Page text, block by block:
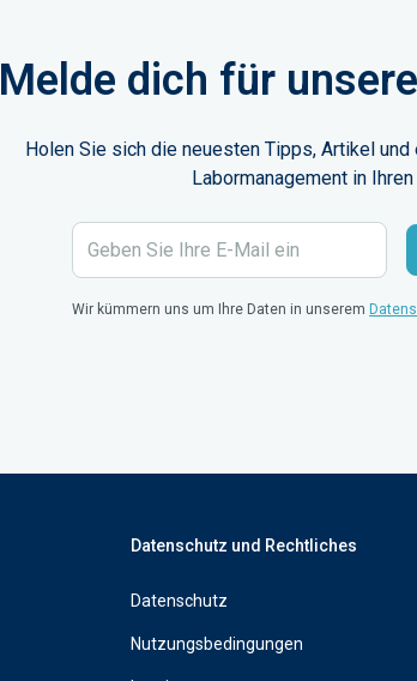
Melde dich für
Holen Sie sich die neuesten Tipps, Artikel
Labormanagement in
Wir kümmern uns um Ihre Daten in unserem
Datenschutz und Rechtliches
Datenschutz
Nutzungsbedingungen